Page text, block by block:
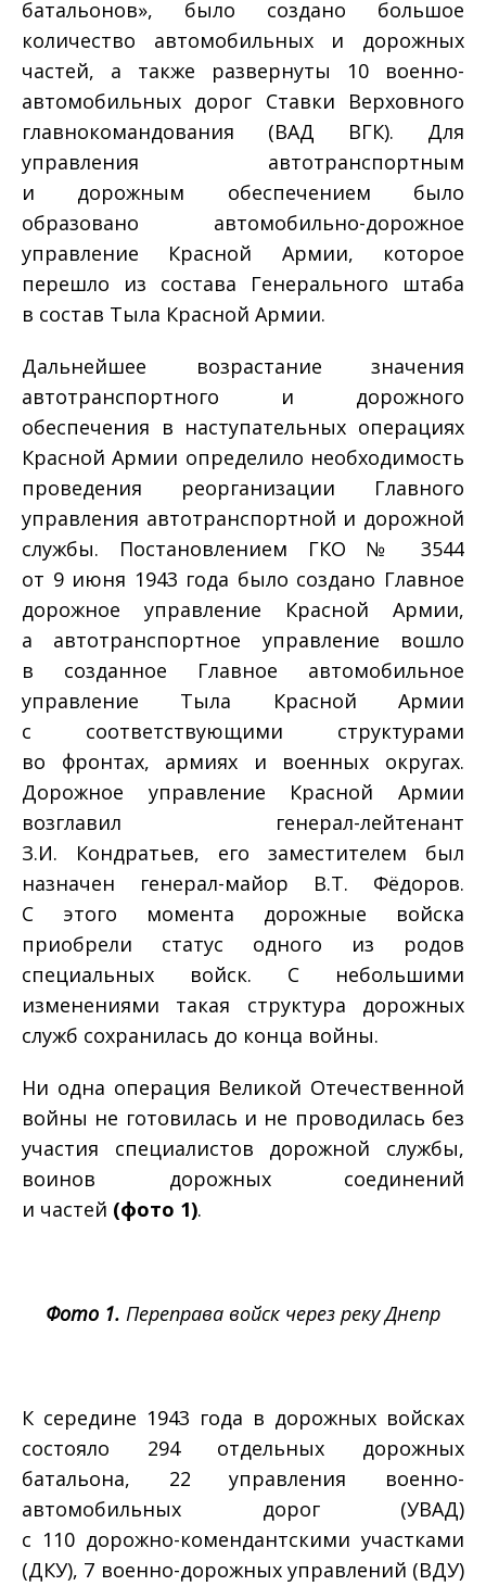
батальонов», было создано большое
количество автомобильных и дорожных
частей, а также развернуты 10 военно-
автомобильных дорог Ставки Верховного
главнокомандования (ВАД ВГК). Для
управления автотранспортным
и дорожным обеспечением было
образовано автомобильно-дорожное
управление Красной Армии, которое
перешло из состава Генерального штаба
в состав Тыла Красной Армии.
Дальнейшее возрастание значения
автотранспортного и дорожного
обеспечения в наступательных операциях
Красной Армии определило необходимость
проведения реорганизации Главного
управления автотранспортной и дорожной
службы. Постановлением ГКО № 3544
от 9 июня 1943 года было создано Главное
дорожное управление Красной Армии,
а автотранспортное управление вошло
в созданное Главное автомобильное
управление Тыла Красной Армии
с соответствующими структурами
во фронтах, армиях и военных округах.
Дорожное управление Красной Армии
возглавил генерал-лейтенант
З.И. Кондратьев, его заместителем был
назначен генерал-майор В.Т. Фёдоров.
С этого момента дорожные войска
приобрели статус одного из родов
специальных войск. С небольшими
изменениями такая структура дорожных
служб сохранилась до конца войны.
Ни одна операция Великой Отечественной
войны не готовилась и не проводилась без
участия специалистов дорожной службы,
воинов дорожных соединений
и частей (фото 1).
Фото 1. Переправа войск через реку Днепр
К середине 1943 года в дорожных войсках
состояло 294 отдельных дорожных
батальона, 22 управления военно-
автомобильных дорог (УВАД)
с 110 дорожно-комендантскими участками
(ДКУ), 7 военно-дорожных управлений (ВДУ)